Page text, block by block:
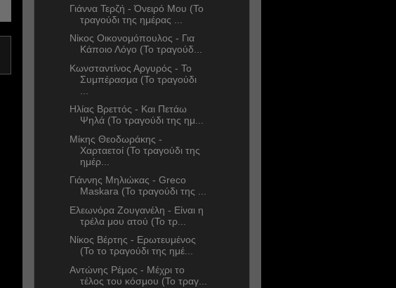
Γιάννα Τερζή - Όνειρό Μου (Το
τραγούδι της ημέρας ...
Νίκος Οικονομόπουλος - Για
Κάποιο Λόγο (Το τραγούδ...
Κωνσταντίνος Αργυρός - Το
Συμπέρασμα (Το τραγούδι
Ηλίας Βρεττός - Kαι Πετάω
Ψηλά (Το τραγούδι της ημ...
Μίκης Θεοδωράκης -
Χαρταετοί (Το τραγούδι της
ημέρ...
Γιάννης Μηλιώκας - Greco
Maskara (Το τραγούδι της ...
Ελεωνόρα Ζουγανέλη - Είναι η
τρέλα μου ατού (Το τρ...
Νίκος Βέρτης - Ερωτευμένος
(Το το τραγούδι της ημέ...
Αντώνης Ρέμος - Μέχρι το
τέλος του κόσμου (Το τραγ...